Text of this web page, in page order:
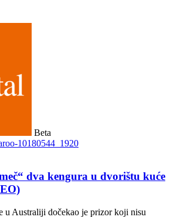
Beta
dva kengura u dvorištu kuće
u Australiji dočekao je prizor koji nisu